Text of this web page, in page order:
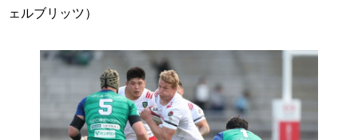
ェルブリッツ）